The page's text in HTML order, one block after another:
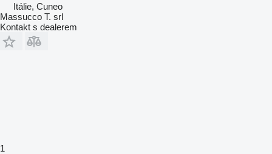
Itálie, Cuneo
Massucco T. srl
Kontakt s dealerem
1